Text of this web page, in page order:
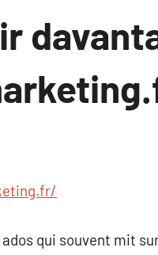
qui souvent mit